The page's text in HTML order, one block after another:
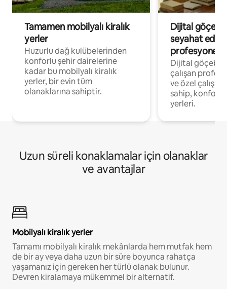
Tamamen mobilyalı kiralık
yerler
Huzurlu dağ kulübelerinden
konforlu şehir dairelerine
kadar bu mobilyalı kiralık
yerler, bir evin tüm
olanaklarına sahiptir.
Dijital
seyahat eden
Dijital
çalışan
ve özel
sahip,
yerleri.
Uzun süreli konaklamalar için olanaklar
ve avantajlar
Mobilyalı kiralık yerler
Tamamı mobilyalı kiralık mekânlarda hem mutfak hem
de bir ay veya daha uzun bir süre boyunca rahatça
yaşamanız için gereken her türlü olanak bulunur.
Devren kiralamaya mükemmel bir alternatif.